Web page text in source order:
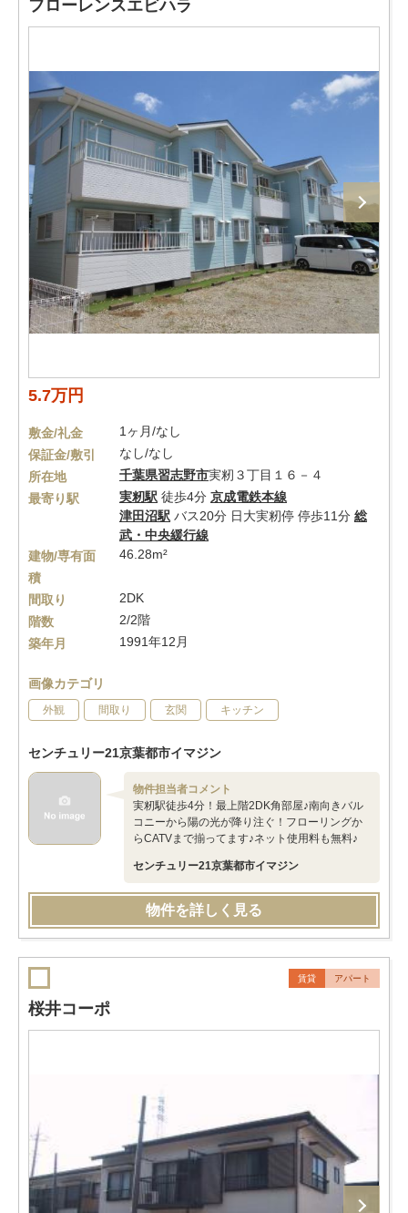
フローレンスエビハラ
5.7万円
敷金/礼金
1ヶ月/なし
保証金/敷引
なし/なし
所在地
千葉県習志野市実籾３丁目１６－４
最寄り駅
実籾駅 徒歩4分 京成電鉄本線
津田沼駅 バス20分 日大実籾停 停歩11分 総
武・中央緩行線
建物/専有面
積
46.28m²
間取り
2DK
階数
2/2階
築年月
1991年12月
画像カテゴリ
外観 間取り 玄関 キッチン
センチュリー21京葉都市イマジン
物件担当者コメント
実籾駅徒歩4分！最上階2DK角部屋♪南向きバル
コニーから陽の光が降り注ぐ！フローリングか
らCATVまで揃ってます♪ネット使用料も無料♪
センチュリー21京葉都市イマジン
物件を詳しく見る
賃貸 アパート
桜井コーポ